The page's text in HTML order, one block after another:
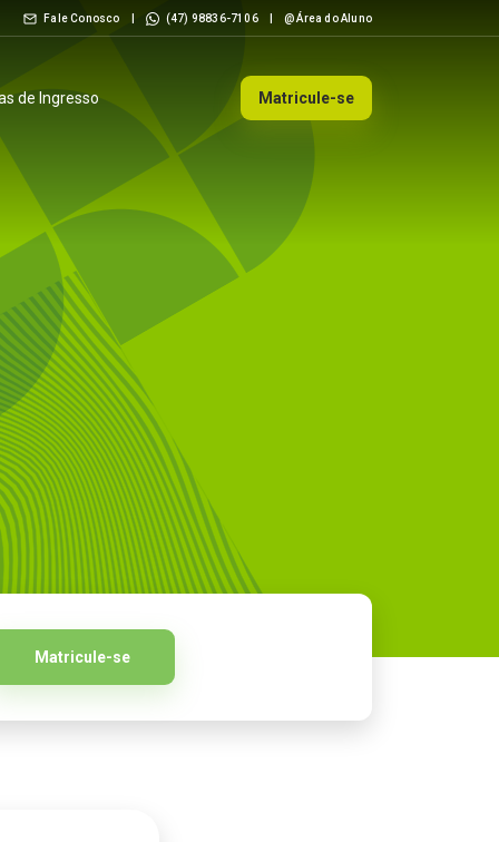
Fale Conosco (47) 98836-7106 @ Área do Aluno
de Ingresso Matricule-se
Matricule-se